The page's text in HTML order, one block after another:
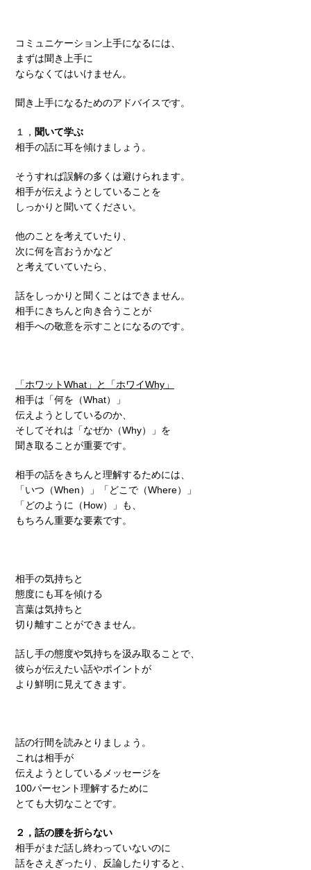
コミュニケーション上手になるには、
まずは聞き上手に
ならなくてはいけません。
聞き上手になるためのアドバイスです。
１， 聞いて学ぶ
相手の話に耳を傾けましょう。
そうすれば誤解の多くは避けられます。
相手が伝えようとしていることを
しっかりと聞いてください。
他のことを考えていたり、
次に何を言おうかなど
と考えていていたら、
話をしっかりと聞くことはできません。
相手にきちんと向き合うことが
相手への敬意を示すことになるのです。
「ホワットWhat」と「ホワイWhy」
相手は「何を（What）」
伝えようとしているのか、
そしてそれは「なぜか（Why）」を
聞き取ることが重要です。
相手の話をきちんと理解するためには、
「いつ（When）」「どこで（Where）」
「どのように（How）」も、
もちろん重要な要素です。
相手の気持ちと
態度にも耳を傾ける
言葉は気持ちと
切り離すことができません。
話し手の態度や気持ちを汲み取ることで、
彼らが伝えたい話やポイントが
より鮮明に見えてきます。
話の行間を読みとりましょう。
これは相手が
伝えようとしているメッセージを
100パーセント理解するために
とても大切なことです。
２，話の腰を折らない
相手がまだ話し終わっていないのに
話をさえぎったり、反論したりすると、